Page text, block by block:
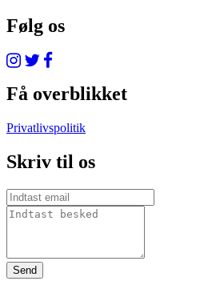
Følg os
Få overblikket
Privatlivspolitik
Skriv til os